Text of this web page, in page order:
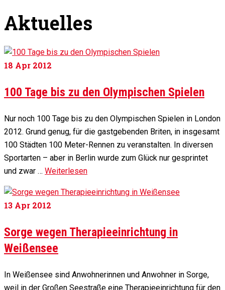
Aktuelles
18 Apr 2012
100 Tage bis zu den Olympischen Spielen
Nur noch 100 Tage bis zu den Olympischen Spielen in London
2012. Grund genug, für die gastgebenden Briten, in insgesamt
100 Städten 100 Meter-Rennen zu veranstalten. In diversen
Sportarten – aber in Berlin wurde zum Glück nur gesprintet
und zwar … Weiterlesen
13 Apr 2012
Sorge wegen Therapieeinrichtung in
Weißensee
In Weißensee sind Anwohnerinnen und Anwohner in Sorge,
weil in der Großen Seestraße eine Therapieeinrichtung für den